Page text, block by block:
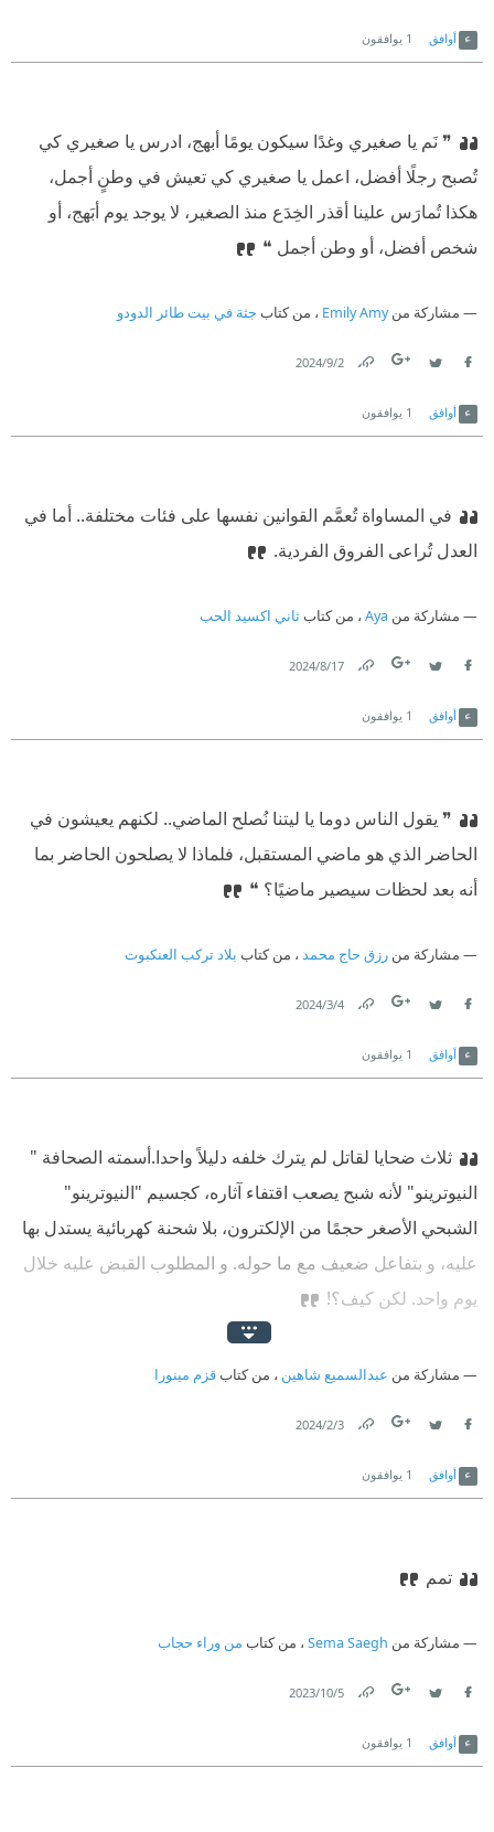
أوافق 1 يوافقون
❞ نَم يا صغيري وغدًا سيكون يومًا أبهج، ادرس يا صغيري كي
تُصبح رجلًا أفضل، اعمل يا صغيري كي تعيش في وطنٍ أجمل،
هكذا تُمارَس علينا أقذر الخِدَع منذ الصغير، لا يوجد يوم أبَهج، أو
شخص أفضل، أو وطن أجمل ❝
مشاركة منEmily Amy ، من كتاب جثة في بيت طائر الدودو
2‏/9‏/2024
أوافق 1 يوافقون
في المساواة تُعمَّم القوانين نفسها على فئات مختلفة.. أما في
العدل تُراعى الفروق الفردية.
مشاركة من Aya ، من كتابثاني اكسيد الحب
17‏/8‏/2024
أوافق 1 يوافقون
❞ يقول الناس دوما يا ليتنا نُصلح الماضي.. لكنهم يعيشون في
الحاضر الذي هو ماضي المستقبل، فلماذا لا يصلحون الحاضر بما
أنه بعد لحظات سيصير ماضيًا؟ ❝
مشاركة من رزق حاج محمد ، من كتاب بلاد تركب العنكبوت
4‏/3‏/2024
أوافق 1 يوافقون
ثلاث ضحايا لقاتل لم يترك خلفه دليلاً واحدا.أسمته الصحافة "
النيوترينو" لأنه شبح يصعب اقتفاء آثاره، كجسيم "النيوترينو"
الشبحي الأصغر حجمًا من الإلكترون، بلا شحنة كهربائية يستدل بها
عليه، و بتفاعل ضعيف مع ما حوله. و المطلوب القبض عليه خلال
يوم واحد. لكن كيف؟!
مشاركة من عبدالسميع شاهين ، من كتابقزم مينورا
3‏/2‏/2024
أوافق 1 يوافقون
تمم
مشاركة من Sema Saegh ، من كتاب من وراء حجاب
5‏/10‏/2023
أوافق 1 يوافقون